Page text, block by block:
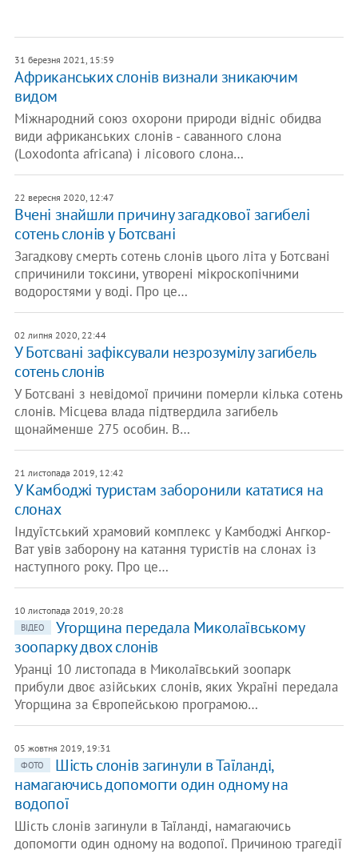
31 березня 2021, 15:59
Африканських слонів визнали зникаючим
видом
Міжнародний союз охорони природи відніс обидва
види африканських слонів - саванного слона
(Loxodonta africana) і лісового слона…
22 вересня 2020, 12:47
Вчені знайшли причину загадкової загибелі
сотень слонів у Ботсвані
Загадкову смерть сотень слонів цього літа у Ботсвані
спричинили токсини, утворені мікроскопічними
водоростями у воді. Про це…
02 липня 2020, 22:44
У Ботсвані зафіксували незрозумілу загибель
сотень слонів
У Ботсвані з невідомої причини померли кілька сотень
слонів. Місцева влада підтвердила загибель
щонайменше 275 особин. В…
21 листопада 2019, 12:42
У Камбоджі туристам заборонили кататися на
слонах
Індуїстський храмовий комплекс у Камбоджі Ангкор-
Ват увів заборону на катання туристів на слонах із
наступного року. Про це…
10 листопада 2019, 20:28
ВІДЕО
Угорщина передала Миколаївському
зоопарку двох слонів
Уранці 10 листопада в Миколаївський зоопарк
прибули двоє азійських слонів, яких Україні передала
Угорщина за Європейською програмою…
05 жовтня 2019, 19:31
ФОТО
Шість слонів загинули в Таїланді,
намагаючись допомогти один одному на
водопої
Шість слонів загинули в Таїланді, намагаючись
допомогти один одному на водопої. Причиною трагедії